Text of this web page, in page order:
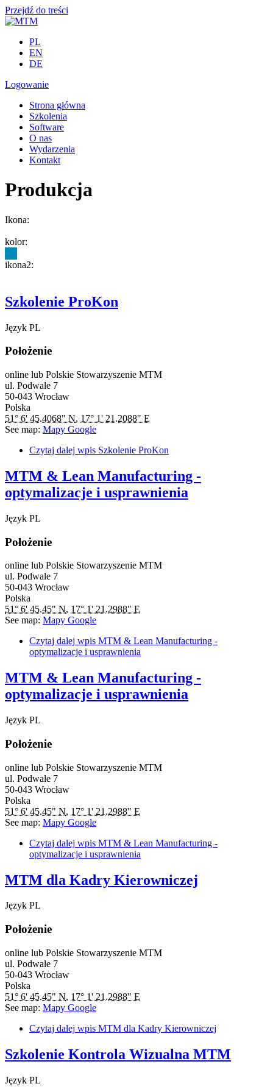
Przejdź do treści
PL
EN
DE
Logowanie
Strona główna
Szkolenia
Software
O nas
Wydarzenia
Kontakt
Produkcja
Ikona:
kolor:
ikona2:
Szkolenie ProKon
Język PL
Położenie
online lub Polskie Stowarzyszenie MTM
ul. Podwale 7
50-043 Wrocław
Polska
51° 6' 45.4068" N, 17° 1' 21.2088" E
See map: Mapy Google
Czytaj dalej wpis Szkolenie ProKon
MTM & Lean Manufacturing -
optymalizacje i usprawnienia
Język PL
Położenie
online lub Polskie Stowarzyszenie MTM
ul. Podwale 7
50-043 Wrocław
Polska
51° 6' 45.45" N, 17° 1' 21.2988" E
See map: Mapy Google
Czytaj dalej wpis MTM & Lean Manufacturing -
optymalizacje i usprawnienia
MTM & Lean Manufacturing -
optymalizacje i usprawnienia
Język PL
Położenie
online lub Polskie Stowarzyszenie MTM
ul. Podwale 7
50-043 Wrocław
Polska
51° 6' 45.45" N, 17° 1' 21.2988" E
See map: Mapy Google
Czytaj dalej wpis MTM & Lean Manufacturing -
optymalizacje i usprawnienia
MTM dla Kadry Kierowniczej
Język PL
Położenie
online lub Polskie Stowarzyszenie MTM
ul. Podwale 7
50-043 Wrocław
Polska
51° 6' 45.45" N, 17° 1' 21.2988" E
See map: Mapy Google
Czytaj dalej wpis MTM dla Kadry Kierowniczej
Szkolenie Kontrola Wizualna MTM
Język PL